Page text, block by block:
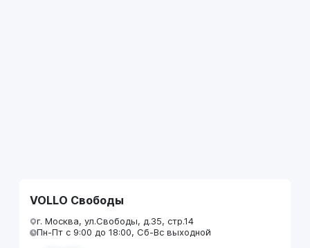
VOLLO Свободы
г. Москва, ул.Свободы, д.35, стр.14
Пн-Пт с 9:00 до 18:00, Сб-Вс выходной